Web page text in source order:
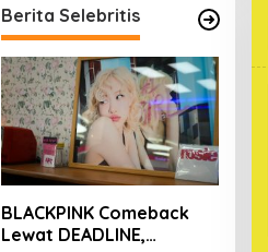
Berita Selebritis
BLACKPINK Comeback
Lewat DEADLINE,